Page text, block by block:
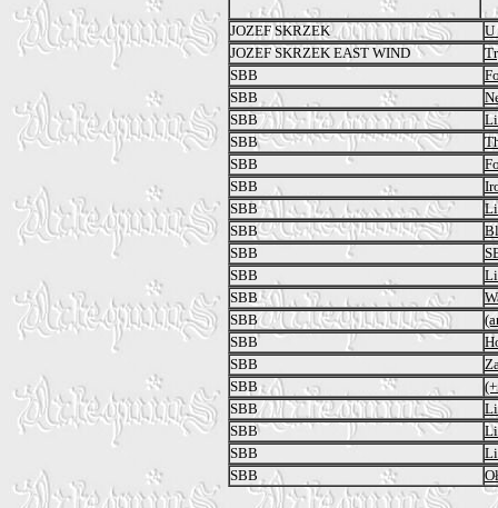
JOZEF SKRZEK
U
JOZEF SKRZEK EAST WIND
SBB
SBB
SBB
SBB
SBB
SBB
SBB
SBB
SBB
SBB
SBB
SBB
SBB
SBB
SBB
SBB
SBB
SBB
SBB